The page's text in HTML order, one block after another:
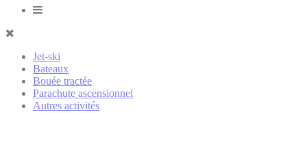
Jet-ski
Bateaux
Bouée tractée
Parachute ascensionnel
Autres activités